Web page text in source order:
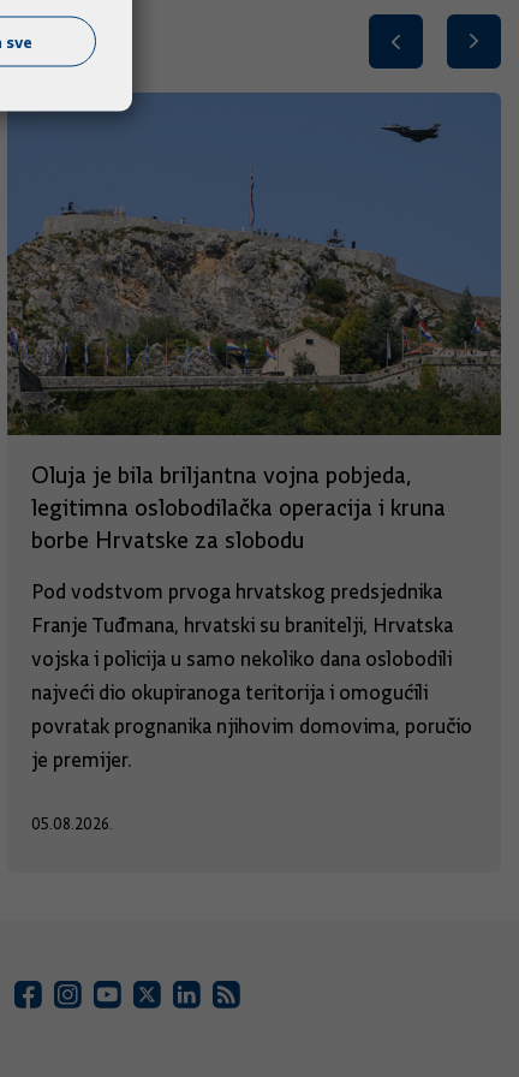
Oluja je bila briljantna vojna pobjeda,
legitimna oslobodilačka operacija i kruna
borbe Hrvatske za slobodu
Pod vodstvom prvoga hrvatskog predsjednika
Franje Tuđmana, hrvatski su branitelji, Hrvatska
vojska i policija u samo nekoliko dana oslobodili
najveći dio okupiranoga teritorija i omogućili
povratak prognanika njihovim domovima, poručio
je premijer.
05.08.2026.
sve